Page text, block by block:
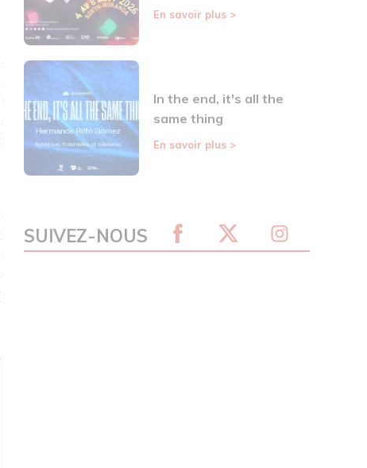
En savoir plus >
In the end, it's all the
same thing
En savoir plus >
SUIVEZ-NOUS